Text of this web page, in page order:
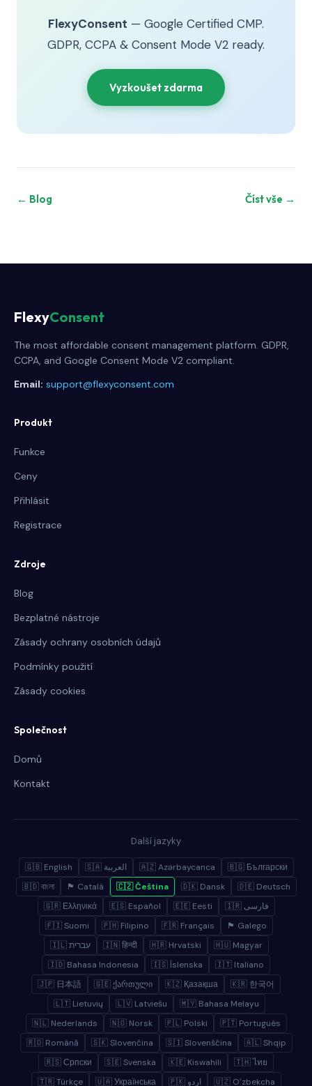
FlexyConsent — Google Certified CMP.
GDPR, CCPA & Consent Mode V2 ready.
Vyzkoušet zdarma
← Blog Číst vše →
FlexyConsent
The most affordable consent management platform. GDPR,
CCPA, and Google Consent Mode V2 compliant.
Email: support@flexyconsent.com
Produkt
Funkce
Ceny
Přihlásit
Registrace
Zdroje
Blog
Bezplatné nástroje
Zásady ochrany osobních údajů
Podmínky použití
Zásady cookies
Společnost
Domů
Kontakt
Další jazyky
🇬🇧 English 🇸🇦 العربية 🇦🇿 Azərbaycanca
🇧🇬 Български
🇧🇩 বাংলা
🏴 Català 🇨🇿 Čeština 🇩🇰 Dansk
🇩🇪 Deutsch
🇬🇷 Ελληνικά
🇪🇸 Español 🇪🇪 Eesti
🇮🇷 فارسی
🇫🇮 Suomi
🇵🇭 Filipino 🇫🇷 Français
🏴 Galego
🇮🇱 עברית
🇮🇳 हिन्दी 🇭🇷 Hrvatski
🇭🇺 Magyar
🇮🇩 Bahasa Indonesia
🇮🇸 Íslenska
🇮🇹 Italiano
🇯🇵 日本語
🇬🇪 ქართული 🇰🇿 Қазақша
🇰🇷 한국어
🇱🇹 Lietuvių
🇱🇻 Latviešu
🇲🇾 Bahasa Melayu
🇳🇱 Nederlands
🇳🇴 Norsk 🇵🇱 Polski
🇵🇹 Português
🇷🇴 Română
🇸🇰 Slovenčina 🇸🇮 Slovenščina
🇦🇱 Shqip
🇷🇸 Српски
🇸🇪 Svenska 🇰🇪 Kiswahili
🇹🇭 ไทย
🇹🇷 Türkçe
🇺🇦 Українська 🇵🇰 اردو 🇺🇿 Oʻzbekcha